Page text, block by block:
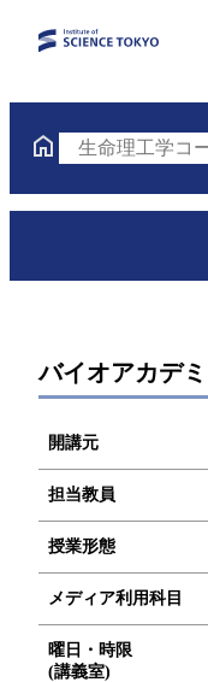
生命理工学コ
バイオアカデ
開講元
担当教員
授業形態
メディア利用科目
曜日・時限
(講義室)